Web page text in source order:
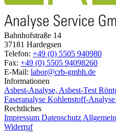
Bahnhofstraße 14
37181 Hardegsen
Telefon: +49 (0) 5505 940980
Fax: +49 (0) 5505 94098260
E-Mail: labor@crb-gmbh.de
Informationen
Asbest-Analyse, Asbest-Test
Faseranalyse Kohlenstoff-Analyse
Rechtliches
Impressum Datenschutz
Widerruf